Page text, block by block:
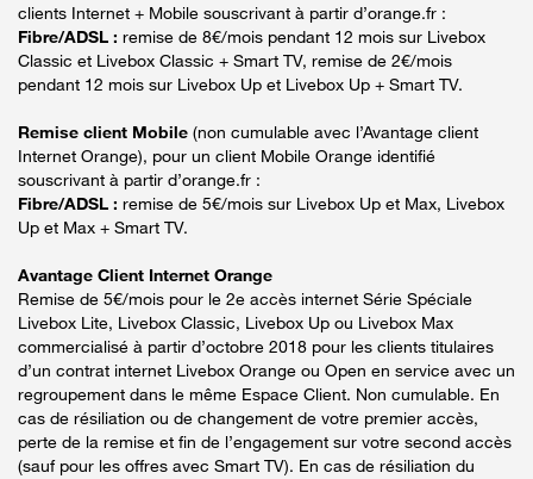
clients Internet + Mobile souscrivant à partir d’orange.fr :
Fibre/ADSL : remise de 8€/mois pendant 12 mois sur Livebox
Classic et Livebox Classic + Smart TV, remise de 2€/mois
pendant 12 mois sur Livebox Up et Livebox Up + Smart TV.
Remise client Mobile (non cumulable avec l’Avantage client
Internet Orange), pour un client Mobile Orange identifié
souscrivant à partir d’orange.fr :
Fibre/ADSL : remise de 5€/mois sur Livebox Up et Max, Livebox
Up et Max + Smart TV.
Avantage Client Internet Orange
Remise de 5€/mois pour le 2e accès internet Série Spéciale
Livebox Lite, Livebox Classic, Livebox Up ou Livebox Max
commercialisé à partir d’octobre 2018 pour les clients titulaires
d’un contrat internet Livebox Orange ou Open en service avec un
regroupement dans le même Espace Client. Non cumulable. En
cas de résiliation ou de changement de votre premier accès,
perte de la remise et fin de l’engagement sur votre second accès
(sauf pour les offres avec Smart TV). En cas de résiliation du